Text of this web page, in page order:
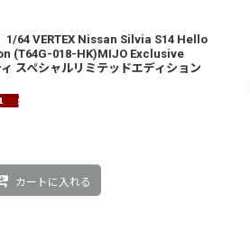
1/64 VERTEX Nissan Silvia S14 Hello
(T64G-018-HK)MIJO Exclusive
スペシャルリミテッドエディション
カートに入れる